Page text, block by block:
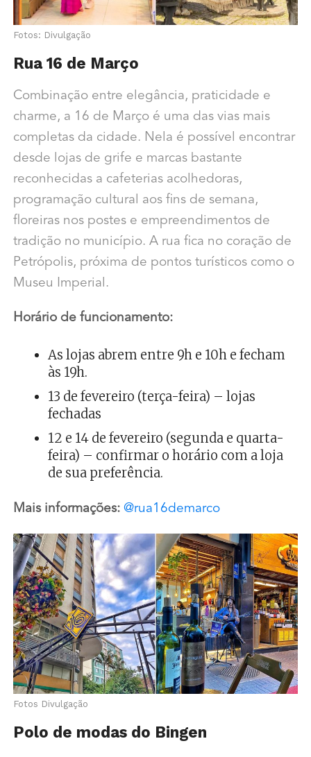
Fotos: Divulgação
Rua 16 de Março
Combinação entre elegância, praticidade e
charme, a 16 de Março é uma das vias mais
completas da cidade. Nela é possível encontrar
desde lojas de grife e marcas bastante
reconhecidas a cafeterias acolhedoras,
programação cultural aos fins de semana,
floreiras nos postes e empreendimentos de
tradição no município. A rua fica no coração de
Petrópolis, próxima de pontos turísticos como o
Museu Imperial.
Horário de funcionamento:
As lojas abrem entre 9h e 10h e fecham
às 19h.
13 de fevereiro (terça-feira) – lojas
fechadas
12 e 14 de fevereiro (segunda e quarta-
feira) – confirmar o horário com a loja
de sua preferência.
Mais informações: @rua16demarco
Fotos Divulgação
Polo de modas do Bingen